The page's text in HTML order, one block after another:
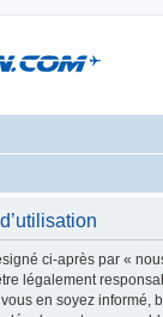
ci-après par «
légalement
en soyez informé,